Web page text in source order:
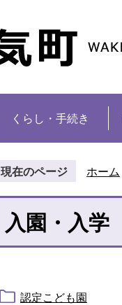
くらし・手続き
現在のページ ホーム
入園・入学
認定こども園